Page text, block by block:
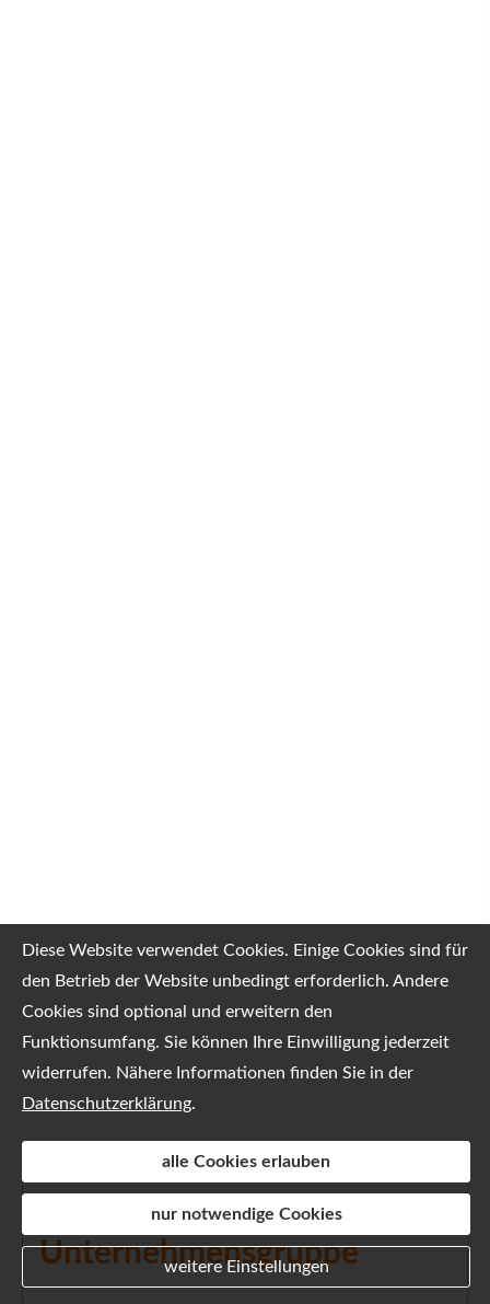
Drexler & Gross
Unternehmensgruppe
Diese Website verwendet Cookies. Einige Cookies sind für
den Betrieb der Website unbedingt erforderlich. Andere
Cookies sind optional und erweitern den
Funktionsumfang. Sie können Ihre Einwilligung jederzeit
widerrufen. Nähere Informationen finden Sie in der
Datenschutzerklärung.
alle Cookies erlauben
nur notwendige Cookies
weitere Einstellungen